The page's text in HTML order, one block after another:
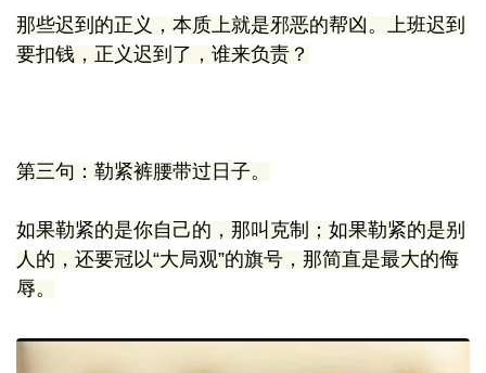
那些迟到的正义，本质上就是邪恶的帮凶。上班迟到
要扣钱，正义迟到了，谁来负责？
第三句：勒紧裤腰带过日子。
如果勒紧的是你自己的，那叫克制；如果勒紧的是别
人的，还要冠以“大局观”的旗号，那简直是最大的侮
辱。